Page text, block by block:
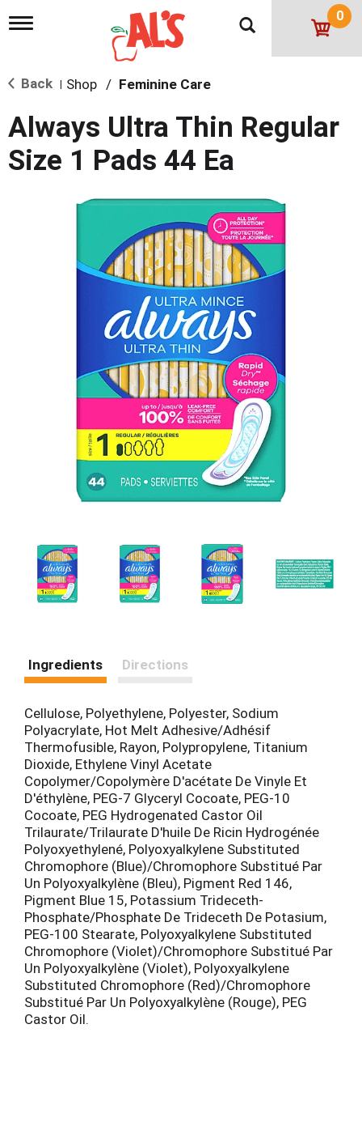
T
l
n
a
v
i
0
Back | Shop / Feminine Care
Always Ultra Thin Regular
Size 1 Pads 44 Ea
Ingredients Directions
Cellulose, Polyethylene, Polyester, Sodium
Polyacrylate, Hot Melt Adhesive/Adhésif
Thermofusible, Rayon, Polypropylene, Titanium
Dioxide, Ethylene Vinyl Acetate
Copolymer/Copolymère D'acétate De Vinyle Et
D'éthylène, PEG-7 Glyceryl Cocoate, PEG-10
Cocoate, PEG Hydrogenated Castor Oil
Trilaurate/Trilaurate D'huile De Ricin Hydrogénée
Polyoxyethylené, Polyoxyalkylene Substituted
Chromophore (Blue)/Chromophore Substitué Par
Un Polyoxyalkylène (Bleu), Pigment Red 146,
Pigment Blue 15, Potassium Trideceth-
Phosphate/Phosphate De Trideceth De Potasium,
PEG-100 Stearate, Polyoxyalkylene Substituted
Chromophore (Violet)/Chromophore Substitué Par
Un Polyoxyalkylène (Violet), Polyoxyalkylene
Substituted Chromophore (Red)/Chromophore
Substitué Par Un Polyoxyalkylène (Rouge), PEG
Castor Oil.